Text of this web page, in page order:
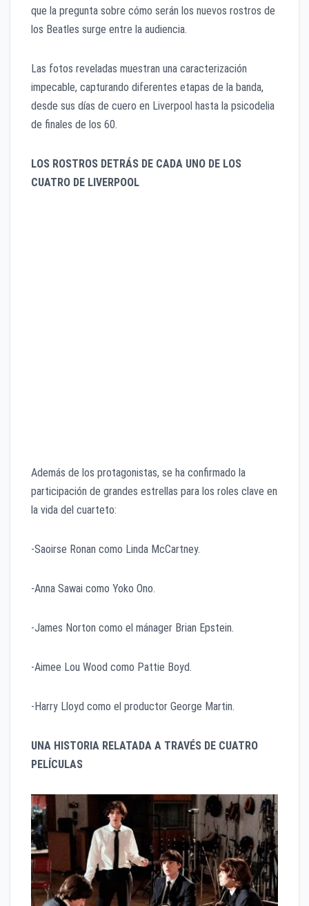
que la pregunta sobre cómo serán los nuevos rostros de
los Beatles surge entre la audiencia.
​​Las fotos reveladas muestran una caracterización
impecable, capturando diferentes etapas de la banda,
desde sus días de cuero en Liverpool hasta la psicodelia
de finales de los 60.
LOS ROSTROS DETRÁS DE CADA UNO DE LOS
CUATRO DE LIVERPOOL
​Además de los protagonistas, se ha confirmado la
participación de grandes estrellas para los roles clave en
la vida del cuarteto:
​-Saoirse Ronan como Linda McCartney.
​-Anna Sawai como Yoko Ono.
​-James Norton como el mánager Brian Epstein.
​-Aimee Lou Wood como Pattie Boyd.
​-Harry Lloyd como el productor George Martin.
UNA HISTORIA RELATADA A TRAVÉS DE CUATRO
PELÍCULAS